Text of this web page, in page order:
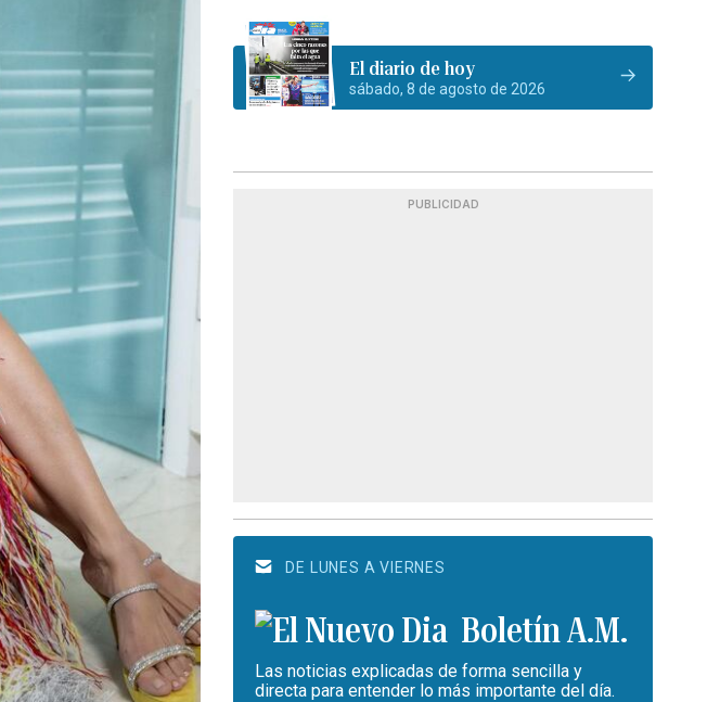
El diario de hoy
sábado, 8 de agosto de 2026
PUBLICIDAD
DE LUNES A VIERNES
Boletín A.M.
Las noticias explicadas de forma sencilla y
directa para entender lo más importante del día.